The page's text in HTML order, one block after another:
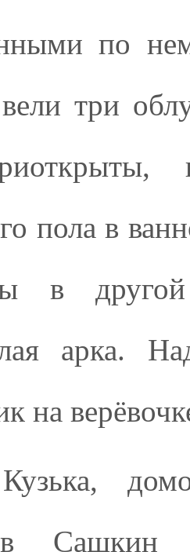
по
три
пола в
в
арка.
на